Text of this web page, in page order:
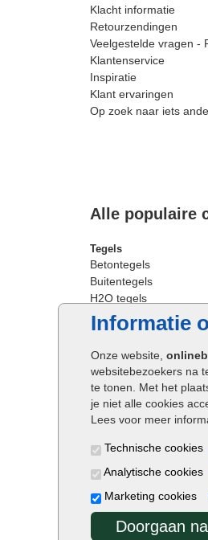
Informatie
Onze website,
websitebezoekers na
te tonen. Met het
je niet alle cookies
Lees voor meer
Technische cookies
Analytische cookies
Marketing cookies
Doorgaan
Klacht informatie
Retourzendingen
Veelgestelde vragen -
Klantenservice
Inspiratie
Klant ervaringen
Op zoek naar iets
Alle populaire
Tegels
Betontegels
Buitentegels
H2O tegels
Keramische terrastegels
Oprit tegels
Patio tegels
Siertegels
Stoeptegels
Straattegels
Terrastegels
Buitentegels
Grote terrastegels